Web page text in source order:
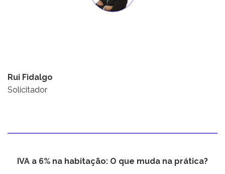
Rui Fidalgo
Solicitador
IVA a 6% na habitação: O que muda na prática?